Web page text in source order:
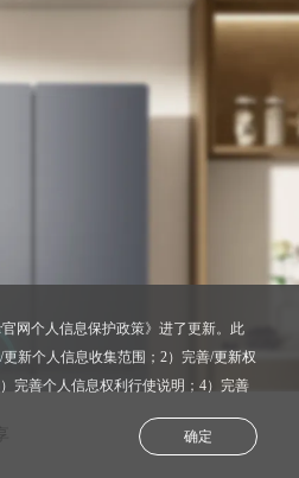
网个人信息保护政策》进了更新。此
新个人信息收集范围；2）完善/更新权
完善个人信息权利行使说明；4）完善
确定